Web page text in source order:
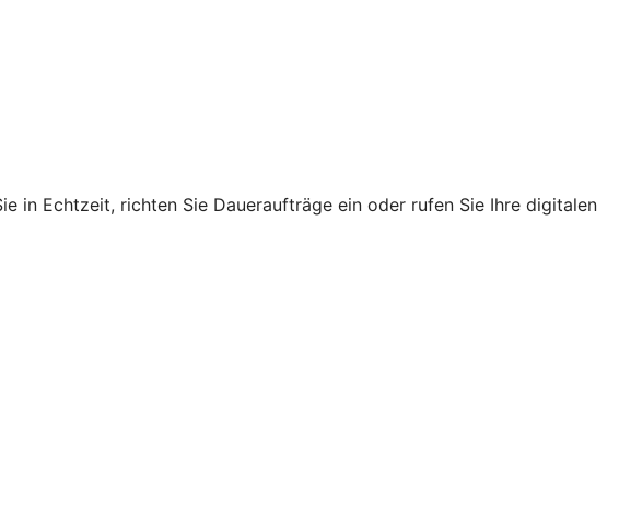
in Echtzeit, richten Sie Daueraufträge ein oder rufen Sie Ihre digitalen